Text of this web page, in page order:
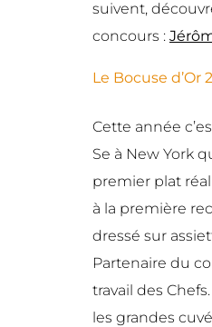
suivent,
concours :
Le Bocuse d’Or
Cette année
Se à New York
premier plat
à la première
dressé sur
Partenaire du
travail des
les grandes